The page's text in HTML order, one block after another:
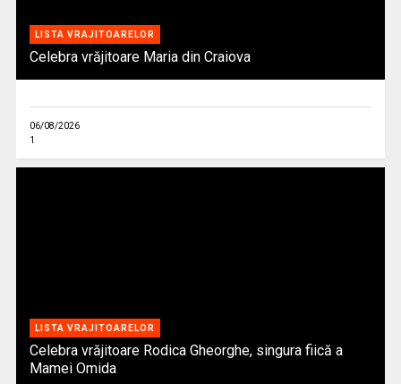
LISTA VRAJITOARELOR
Celebra vrăjitoare Maria din Craiova
06/08/2026
1
LISTA VRAJITOARELOR
Celebra vrăjitoare Rodica Gheorghe, singura fiică a
Mamei Omida